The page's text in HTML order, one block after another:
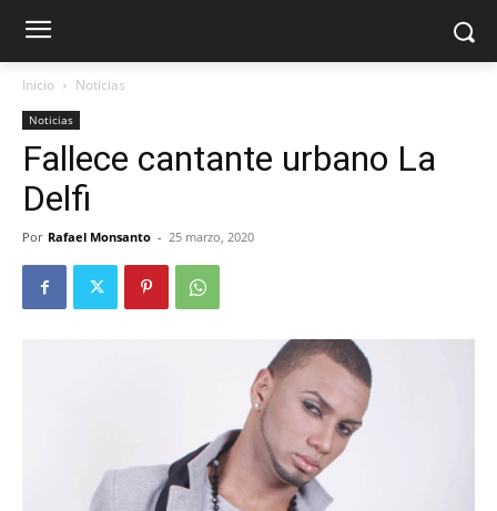
Inicio Noticias
Noticias
Fallece cantante urbano La
Delfi
Por Rafael Monsanto - 25 marzo, 2020